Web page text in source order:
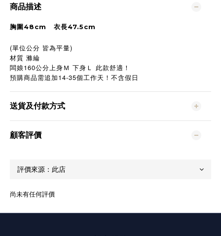
商品描述
胸圍48cm 衣長47.5cm
(單位公分 皆為平量)
材質 滌綸
闆娘 160公分上身Ｍ 下身Ｌ 此款舒適！
預購商品需追加14-35個工作天！不含假日
送貨及付款方式
顧客評價
尚未有任何評價